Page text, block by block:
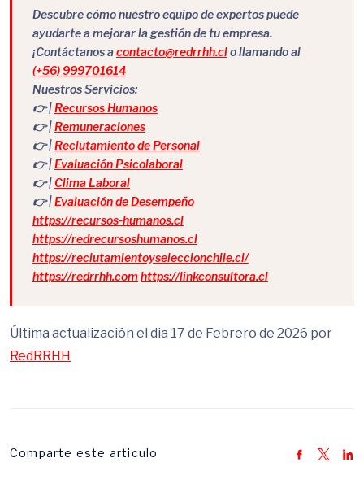
Descubre cómo nuestro equipo de expertos puede
ayudarte a mejorar la gestión de tu empresa.
¡Contáctanos acontacto@redrrhh.clo llamando al
(+56) 999701614
Nuestros Servicios:
👉 |Recursos Humanos
👉 |Remuneraciones
👉 |Reclutamiento de Personal
👉 |Evaluación Psicolaboral
👉 |Clima Laboral
👉 |Evaluación de Desempeño
https://recursos-humanos.cl
https://redrecursoshumanos.cl
https://reclutamientoyseleccionchile.cl/
https://redrrhh.comhttps://linkconsultora.cl
Última actualización el dia 17 de Febrero de 2026 por
RedRRHH
Comparte este articulo